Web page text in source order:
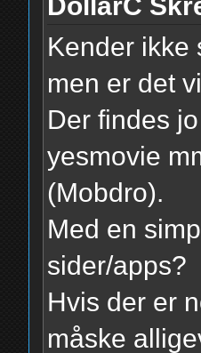
Kender ikke
men er det
Der findes
yesmovie
(Mobdro).
Med en
sider/apps?
Hvis der er
måske